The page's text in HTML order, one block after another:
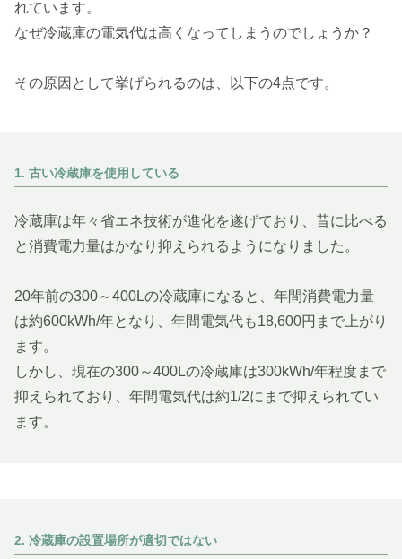
れています。
なぜ冷蔵庫の電気代は高くなってしまうのでしょうか？
その原因として挙げられるのは、以下の4点です。
1. 古い冷蔵庫を使用している
冷蔵庫は年々省エネ技術が進化を遂げており、昔に比べる
と消費電力量はかなり抑えられるようになりました。
20年前の300～400Lの冷蔵庫になると、年間消費電力量
は約600kWh/年となり、年間電気代も18,600円まで上がり
ます。
しかし、現在の300～400Lの冷蔵庫は300kWh/年程度まで
抑えられており、年間電気代は約1/2にまで抑えられてい
ます。
2. 冷蔵庫の設置場所が適切ではない